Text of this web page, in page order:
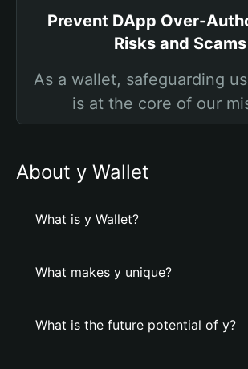
Prevent DApp Over-
Risks and Scams
As a wallet, safeguarding
is at the core of our
About y Wallet
What is y Wallet?
What makes y unique?
What is the future potential of y?